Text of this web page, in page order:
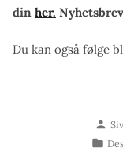
din her.
Du kan også følge
av